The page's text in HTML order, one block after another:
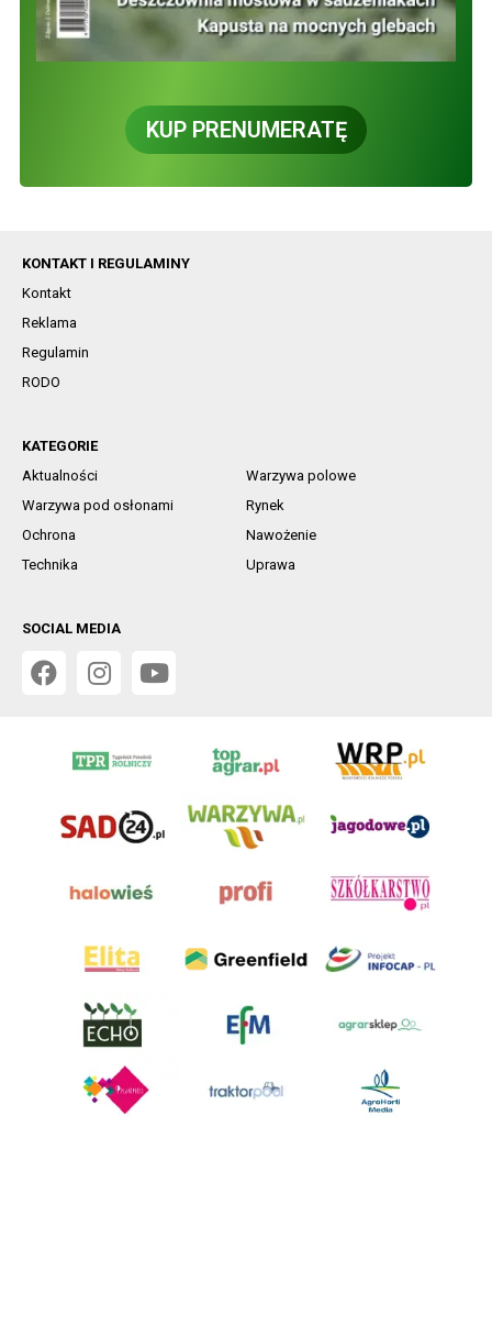
KUP PRENUMERATĘ
KONTAKT I REGULAMINY
Kontakt
Reklama
Regulamin
RODO
KATEGORIE
Aktualności
Warzywa polowe
Warzywa pod osłonami
Rynek
Ochrona
Nawożenie
Technika
Uprawa
SOCIAL MEDIA